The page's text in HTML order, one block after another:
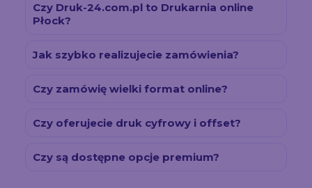
Czy Druk-24.com.pl to Drukarnia online
Płock?
Jak szybko realizujecie zamówienia?
Czy zamówię wielki format online?
Czy oferujecie druk cyfrowy i offset?
Czy są dostępne opcje premium?